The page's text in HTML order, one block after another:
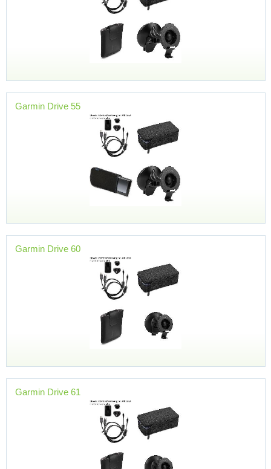
Garmin Drive 55
Garmin Drive 60
Garmin Drive 61